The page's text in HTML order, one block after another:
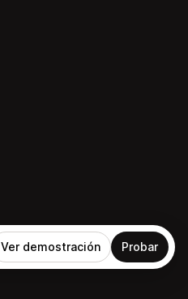
Ver demostración Probar